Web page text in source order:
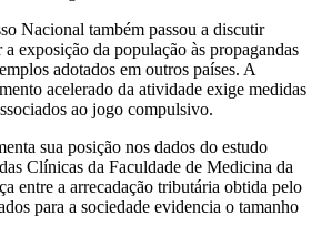
Nacional também passou a discutir
exposição da população às propagandas
adotados em outros países. A
acelerado da atividade exige medidas
ao jogo compulsivo.
sua posição nos dados do estudo
Clínicas da Faculdade de Medicina da
entre a arrecadação tributária obtida pelo
para a sociedade evidencia o tamanho